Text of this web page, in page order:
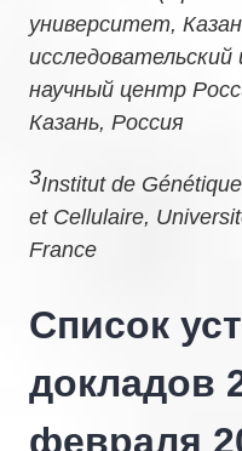
университет,
научный центр
Казань, Россия
3Institut de
et Cellulaire,
France
Список
докладов
февраля